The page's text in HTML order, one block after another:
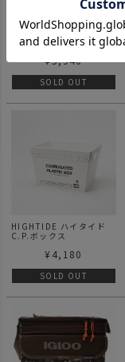
IGLOO PLAYMATE THE
BOSS クーラーボックス
¥5,940
SOLD OUT
HIGHTIDE ハイタイド
C.P.ボックス
¥ 4,180
SOLD OUT